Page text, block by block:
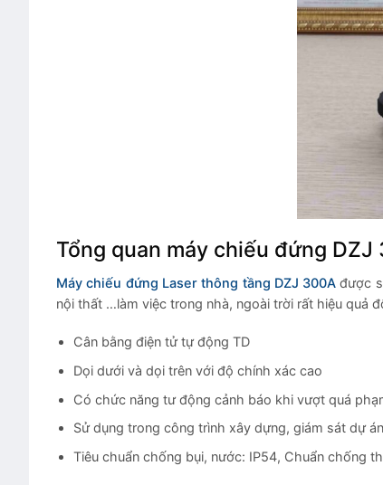
Tổng quan máy chiếu đứng DZJ
Máy chiếu đứng Laser thông tầng DZJ 300A được
nội thất …làm việc trong nhà, ngoài trời rất hiệu quả
Cân bằng điện tử tự động TD
Dọi dưới và dọi trên với độ chính xác cao
Có chức năng tư động cảnh báo khi vượt quá
Sử dụng trong công trình xây dựng, giám sát dự
Tiêu chuẩn chống bụi, nước: IP54, Chuẩn chống